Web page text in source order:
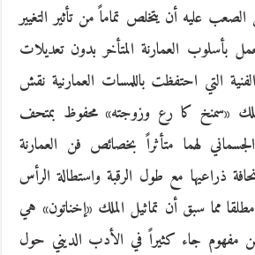
عليه أن يتخلص تماماً من تأثير التغيير
بأسلوب العمارنة المتأخر بدون تعديلات
التي احتفظت باللمسات العمارنية نقش
«سمنخ كا رع وزوجته» محفوظ بمتحف
لهما متأثراً بخصائص فن العمارنة
ذراعيها مع طول الرقبة واستطالة الرأس
مما سبق أن تماثيل الملك «إخناتون» هي
مفهوم جاء كثيراً في الأدب الديني حول